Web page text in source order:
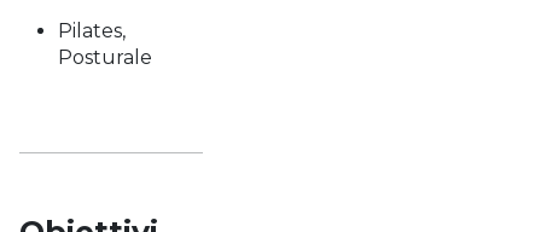
Pilates,
Posturale